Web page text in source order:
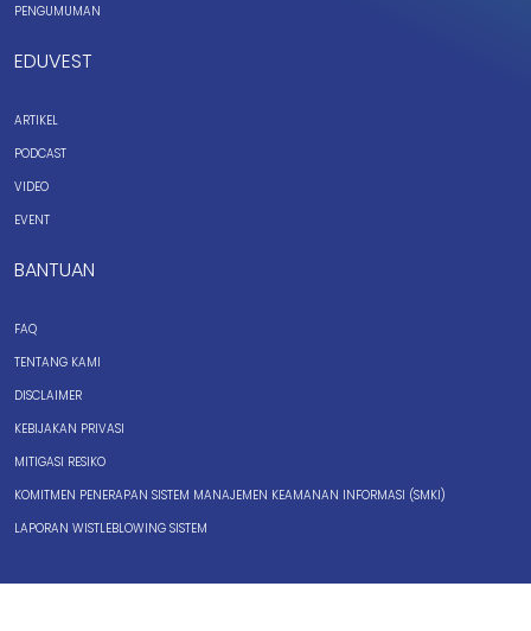
PENGUMUMAN
EDUVEST
ARTIKEL
PODCAST
VIDEO
EVENT
BANTUAN
FAQ
TENTANG KAMI
DISCLAIMER
KEBIJAKAN PRIVASI
MITIGASI RESIKO
KOMITMEN PENERAPAN SISTEM MANAJEMEN KEAMANAN INFORMASI (SMKI)
LAPORAN WISTLEBLOWING SISTEM